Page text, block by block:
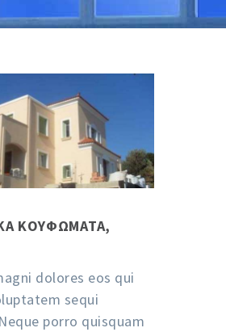
ΚΟΥΦΏΜΑΤΑ,
dolores eos qui
sequi
porro quisquam